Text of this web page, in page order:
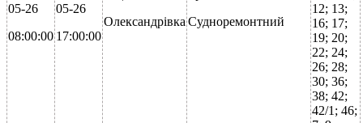
05-26
08:00:00
05-26
17:00:00
Олександрівка Судноремонтний
12; 13;
16; 17;
19; 20;
22; 24;
26; 28;
30; 36;
38; 42;
42/1; 46;